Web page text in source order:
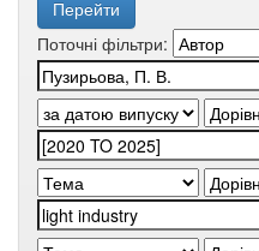
Поточні фільтри: